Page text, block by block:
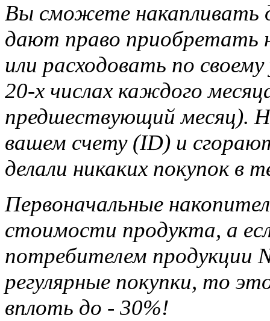
Вы сможете накапливать
дают право приобретать
или расходовать по
20-х числах каждого
предшествующий месяц).
вашем счету (ID) и
делали никаких покупок в
Первоначальные
стоимости продукта, а
потребителем продукции
регулярные покупки, то
вплоть до - 30%!